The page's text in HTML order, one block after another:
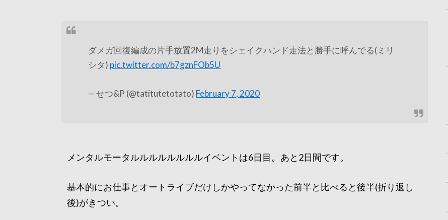
ダメガ回復編成の片手放置2M走りをシェイクハンド走法と勝手に呼んでる(ミリ
シタ) pic.twitter.com/b7gznFOb5U
— せつ&P (@tatitutetotato) February 7, 2020
メンタルモータルルルルルルルルイベントは6日目。あと2日間です。
基本的にお仕事とオートライブだけしかやってなかった前半と比べると後半(折り返し
後)がきつい。